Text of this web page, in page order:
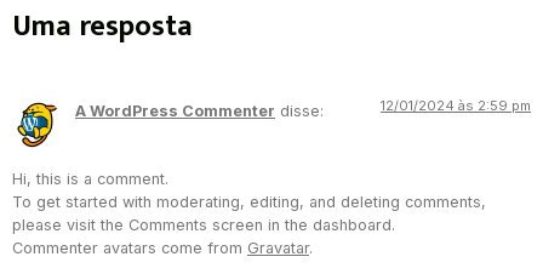
Uma resposta
A WordPress Commenter disse: 12/01/2024 às 2:59 pm
Hi, this is a comment.
To get started with moderating, editing, and deleting comments,
please visit the Comments screen in the dashboard.
Commenter avatars come from Gravatar.